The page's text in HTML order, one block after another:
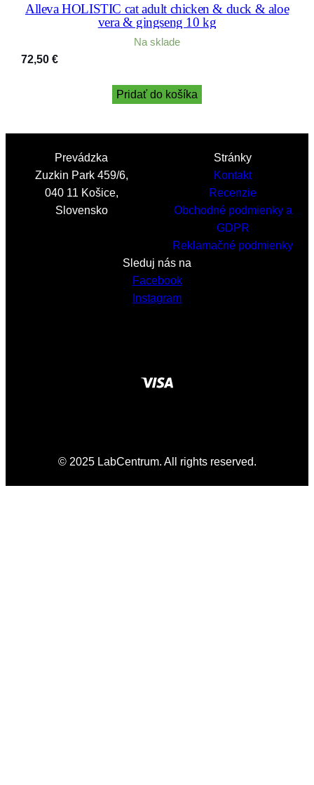
Alleva HOLISTIC cat adult chicken & duck & aloe
vera & gingseng 10 kg
Na sklade
72,50 €
Pridať do košíka
Prevádzka
Zuzkin Park 459/6,
040 11 Košice,
Slovensko
Stránky
Kontakt
Recenzie
Obchodné podmienky a
GDPR
Reklamačné podmienky
Sleduj nás na
Facebook
Instagram
© 2025 LabCentrum. All rights reserved.